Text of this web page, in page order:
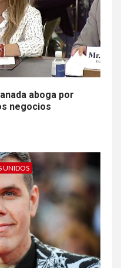
aboga por
negocios
UNIDOS